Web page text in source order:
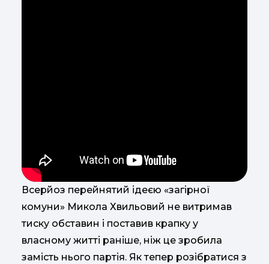
Всерйоз перейнятий ідеєю «загірної
комуни» Микола Хвильовий не витримав
тиску обставин і поставив крапку у
власному житті раніше, ніж це зробила
замість нього партія. Як тепер розібратися з